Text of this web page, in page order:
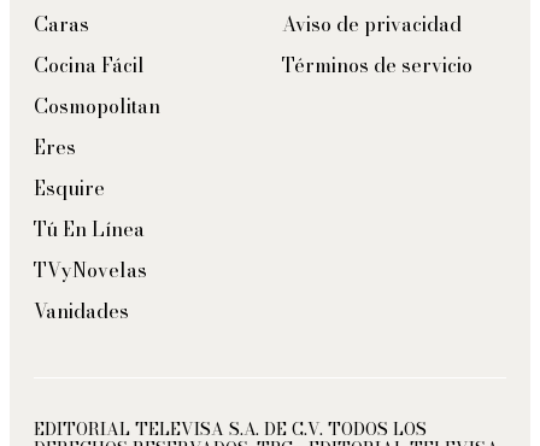
Caras
Cocina Fácil
Cosmopolitan
Eres
Esquire
Tú En Línea
TVyNovelas
Vanidades
Aviso de privacidad
Términos de servicio
EDITORIAL TELEVISA S.A. DE C.V. TODOS LOS